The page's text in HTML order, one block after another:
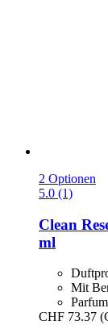
2 Optionen
5.0 (1)
Clean
ml
Mit
CHF 73.37